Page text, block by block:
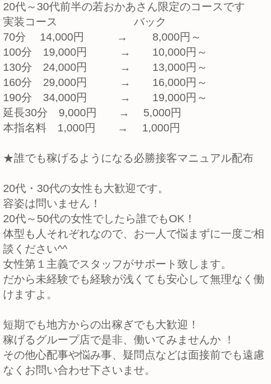
20代～30代前半の若おかあさん限定のコースです
実装コース バック
70分 14,000円 → 8,000円～
100分 19,000円 → 10,000円～
130分 24,000円 → 13,000円～
160分 29,000円 → 16,000円～
190分 34,000円 → 19,000円～
延長30分 9,000円 → 5,000円
本指名料 1,000円 → 1,000円
★誰でも稼げるようになる必勝接客マニュアル配布
20代・30代の女性も大歓迎です。
容姿は問いません！
20代～50代の女性でしたら誰でもOK！
体型も人それぞれなので、お一人で悩まずに一度ご相
談ください^^
女性第１主義でスタッフがサポート致します。
だから未経験でも経験が浅くても安心して無理なく働
けますよ。
短期でも地方からの出稼ぎでも大歓迎！
稼げるグループ店で是非、働いてみませんか ！
その他心配事や悩み事、疑問点などは面接前でも遠慮
なくお問い合わせ下さいませ。